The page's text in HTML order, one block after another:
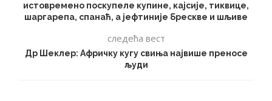
истовремено поскупеле купине, кајсије, тиквице,
шаргарепа, спанаћ, а јефтиније брескве и шљиве
следећа вест
Др Шеклер: Афричку кугу свиња највише преносе
људи